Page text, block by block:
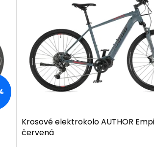
Krosové elektrokolo AUTHOR
červená